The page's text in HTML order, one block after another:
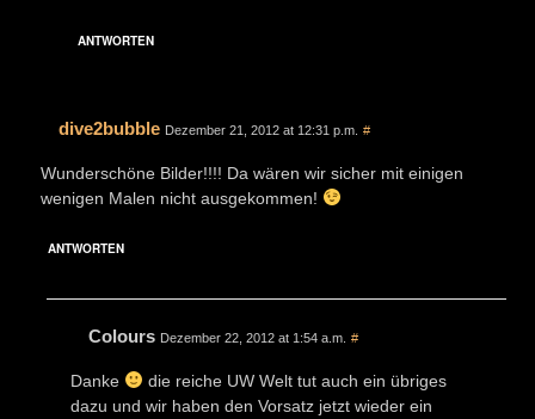
ANTWORTEN
dive2bubble Dezember 21, 2012 at 12:31 p.m. #
Wunderschöne Bilder!!!! Da wären wir sicher mit einigen
wenigen Malen nicht ausgekommen!
ANTWORTEN
Colours Dezember 22, 2012 at 1:54 a.m. #
Danke
die reiche UW Welt tut auch ein übriges
dazu und wir haben den Vorsatz jetzt wieder ein